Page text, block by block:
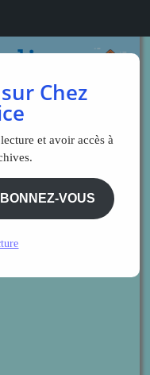
Chez
et avoir accès à
VOUS